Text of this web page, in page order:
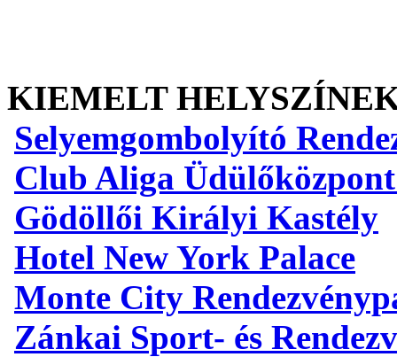
KIEMELT
Selyemgombolyító
Club Aliga Üdülőközpont
Gödöllői Királyi Kastély
Hotel New York Palace
Monte City
Zánkai Sport- és